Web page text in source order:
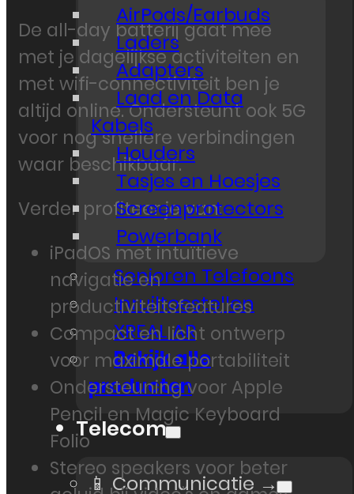
AirPods/Earbuds
Laders
Adapters
Laad en Data
Kabels
Houders
Tasjes en Hoesjes
Screenprotectors
Powerbank
Senioren Telefoons
Inruiltoestellen
XREAL AR
Bekijk alle
producten
Telecom
📱 Communicatie →
De all-day batterij gaat mee
met je dagelijkse activiteiten en
met wifi-connectiviteit ben je
altijd online. Ondersteunt ook 5G
voor nog snellere verbindingen
waar beschikbaar.
Verder profiteer je van:
iPadOS met intuïtieve
navigatie en
productiviteitsfeatures
Compact en licht ontwerp
voor maximale portabiliteit
Ondersteuning voor Apple
Pencil en Magic Keyboard
Folio
Stereo speakers voor beter